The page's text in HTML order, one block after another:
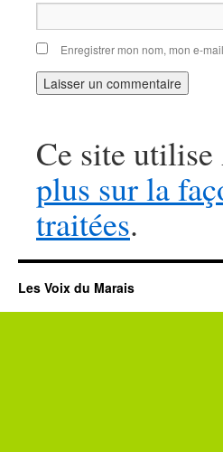
Enregistrer mon nom, mon e-
Ce site
plus sur la
traitées.
Les Voix du Marais